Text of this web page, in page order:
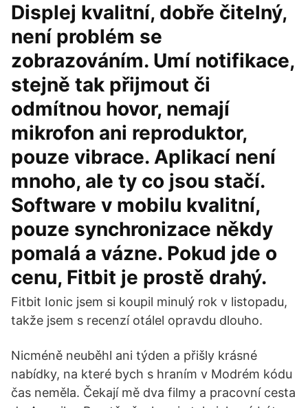
Displej kvalitní, dobře čitelný,
není problém se
zobrazováním. Umí notifikace,
stejně tak přijmout či
odmítnou hovor, nemají
mikrofon ani reproduktor,
pouze vibrace. Aplikací není
mnoho, ale ty co jsou stačí.
Software v mobilu kvalitní,
pouze synchronizace někdy
pomalá a vázne. Pokud jde o
cenu, Fitbit je prostě drahý.
Fitbit Ionic jsem si koupil minulý rok v listopadu,
takže jsem s recenzí otálel opravdu dlouho.
Nicméně neuběhl ani týden a přišly krásné
nabídky, na které bych s hraním v Modrém kódu
čas neměla. Čekají mě dva filmy a pracovní cesta